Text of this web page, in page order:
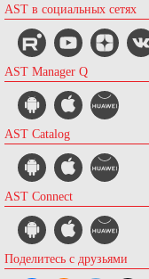
AST в социальных сетях
AST Manager Q
AST Catalog
AST Connect
Поделитесь с друзьями